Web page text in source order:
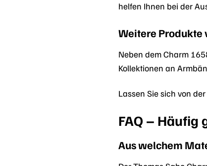
helfen Ihnen bei der
Weitere Produkte
Neben dem Charm
Kollektionen an
Lassen Sie sich von
FAQ – Häufig
Aus welchem